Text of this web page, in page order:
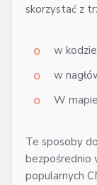
skorzystać z
w
w
W
Te sposoby
bezpośrednio
popularnych